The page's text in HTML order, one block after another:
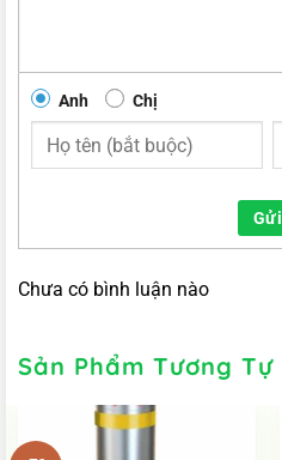
Anh Chị
Gửi
Chưa có bình luận nào
Sản Phẩm Tương Tự